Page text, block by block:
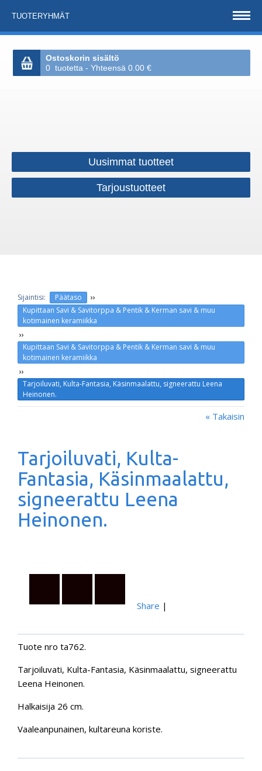
TUOTERYHMÄT
Ostoskorin sisältö
0 tuotetta - Yhteensä 0.00 €
Uusimmat tuotteet
Tarjoustuotteet
Päätaso ››
Kupittaan Savi & Savitorppa & Pentik & Kerman savi & muu
kotimainen keramiikka
››
Kupittaan Savi & Savitorppa & Pentik & Kerman savi & muu
kotimainen keramiikka
››
Tarjoiluvati, Kulta-Fantasia, Käsinmaalattu, signeerattu Leena
Heinonen.
« Takaisin
Tarjoiluvati, Kulta-
Fantasia, Käsinmaalattu,
signeerattu Leena
Heinonen.
Share |
Tuote nro ta762.
Tarjoiluvati, Kulta-Fantasia, Käsinmaalattu, signeerattu
Leena Heinonen.
Halkaisija 26 cm.
Vaaleanpunainen, kultareuna koriste.